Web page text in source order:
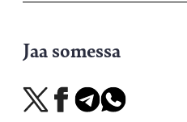
Jaa somessa
Jaa
X-
Jaa
Facebookissa
Jaa
Telegramissa
Jaa
WhatsAppissa